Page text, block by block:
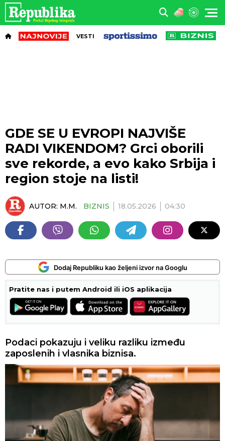
VESTI
GDE SE U EVROPI NAJVIŠE
RADI VIKENDOM? Grci oborili
sve rekorde, a evo kako Srbija i
region stoje na listi!
AUTOR: M.M. BIZNIS 18.05.2026 04:30
Dodaj Republiku kao željeni izvor na Googlu
Pratite nas i putem Android ili iOS aplikacija
Podaci pokazuju i veliku razliku između
zaposlenih i vlasnika biznisa.